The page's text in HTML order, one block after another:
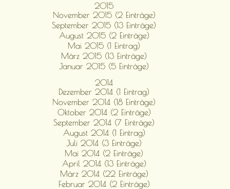
2015
November 2015 (2 Einträge)
September 2015 (13 Einträge)
August 2015 (2 Einträge)
Mai 2015 (1 Eintrag)
März 2015 (13 Einträge)
Januar 2015 (5 Einträge)
2014
Dezember 2014 (1 Eintrag)
November 2014 (18 Einträge)
Oktober 2014 (2 Einträge)
September 2014 (7 Einträge)
August 2014 (1 Eintrag)
Juli 2014 (3 Einträge)
Mai 2014 (2 Einträge)
April 2014 (13 Einträge)
März 2014 (22 Einträge)
Februar 2014 (2 Einträge)